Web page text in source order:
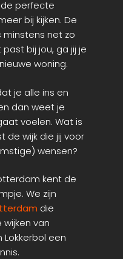
perfecte
bij kijken. De
minstens net zo
past bij jou, ga jij je
woning.
je alle ins en
dan weet je
voelen. Wat is
de wijk die jij voor
wensen?
kent de
We zijn
die
wijken van
een